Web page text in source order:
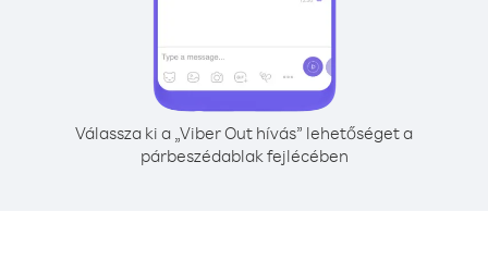
Válassza ki a „Viber Out hívás” lehetőséget a
párbeszédablak fejlécében